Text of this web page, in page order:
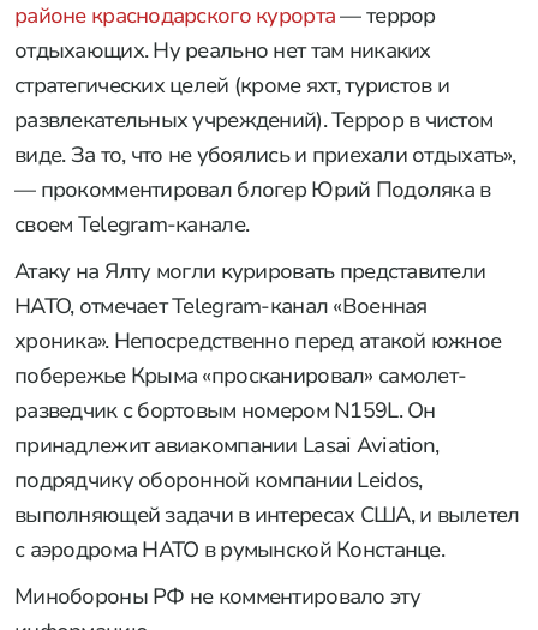
районе краснодарского курорта— террор
отдыхающих. Ну реально нет там никаких
стратегических целей (кроме яхт, туристов и
развлекательных учреждений). Террор в чистом
виде. За то, что не убоялись и приехали отдыхать»,
— прокомментировал блогер Юрий Подоляка в
своем Telegram-канале.
Атаку на Ялту могли курировать представители
НАТО, отмечает Telegram-канал «Военная
хроника». Непосредственно перед атакой южное
побережье Крыма «просканировал» самолет-
разведчик с бортовым номером N159L. Он
принадлежит авиакомпании Lasai Aviation,
подрядчику оборонной компании Leidos,
выполняющей задачи в интересах США, и вылетел
с аэродрома НАТО в румынской Констанце.
Минобороны РФ не комментировало эту